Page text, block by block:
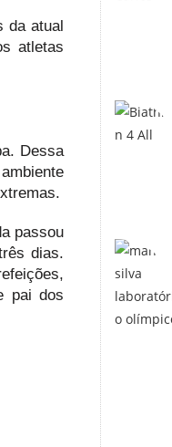
da atual
atletas
Dessa
passou
dias.
pai dos